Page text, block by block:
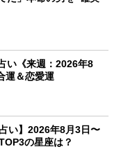
い《来週：2026年8
運＆恋愛運
い】2026年8月3日〜
の星座は？